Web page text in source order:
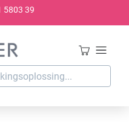
5803 39